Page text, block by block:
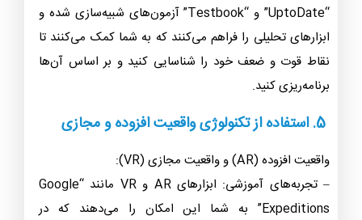
“UptoDate” و “Testbook” آزمون‌های شبیه‌سازی شده و
ابزارهای تحلیلی را فراهم می‌کنند که به شما کمک می‌کنند تا
نقاط قوت و ضعف خود را شناسایی کنید و بر اساس آن‌ها
برنامه‌ریزی کنید.
واقعیت افزوده (AR) و واقعیت مجازی (VR):
– تجربه‌های آموزشی: ابزارهای AR و VR مانند “Google
Expeditions” به شما این امکان را می‌دهند که در